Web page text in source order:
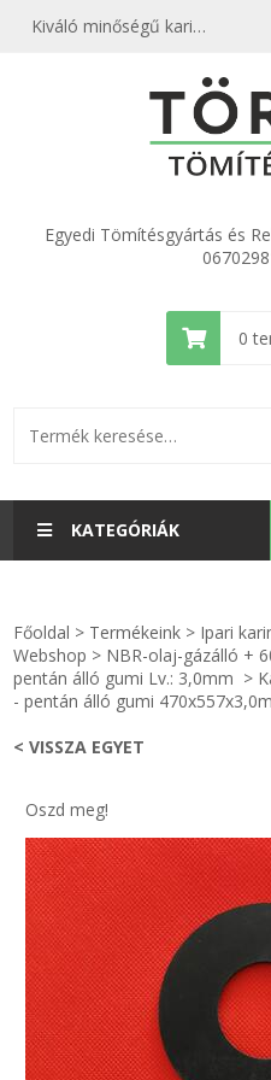
Kiváló minőségű karima tömítés DN 450 NBR olaj - pentán álló gumi 470x557x3,0mm kedvező áron, egyenest a gyártótól, rendeld meg most és csatlakozz a több ezer elégedett vásárlóhoz.
Egyedi Tömítésgyártás és
0
KATEGÓRIÁK
KULCSTARTÓ - KULCSKARIKA
HŰTŐMÁGNES KERET - FÓLIA
IPARI KARIMA TÖMÍTÉS
GUMILEMEZ - FILC - HÓTOLÓ
Főoldal > Termékeink > Ipari
Webshop > NBR-olaj-gázálló +
pentán álló gumi Lv.: 3,0mm >
- pentán álló gumi
< VISSZA EGYET
Oszd meg!